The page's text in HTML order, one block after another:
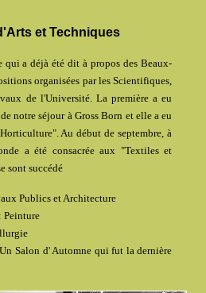
et Techniques
qui a déjà été dit à propos des Beaux-
organisées par les Scientifiques,
de l'Université. La première a eu
notre séjour à Gross Born et elle a eu
Au début de septembre, à
a été consacrée aux "Textiles et
sont succédé
Publics et Architecture
Peinture
Salon d' Automne qui fut la dernière